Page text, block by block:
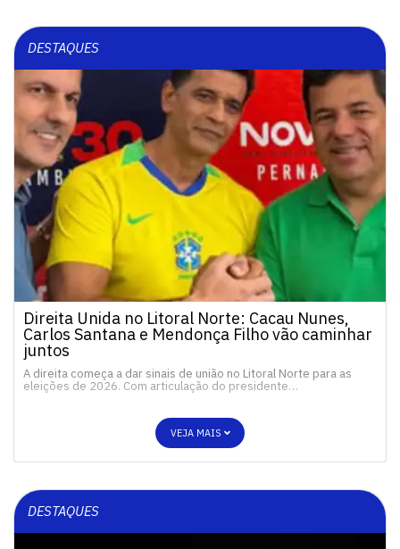
DESTAQUES
Direita Unida no Litoral Norte: Cacau Nunes,
Carlos Santana e Mendonça Filho vão caminhar
juntos
A direita começa a dar sinais de união no Litoral Norte para as
eleições de 2026. Com articulação do presidente…
VEJA MAIS
DESTAQUES